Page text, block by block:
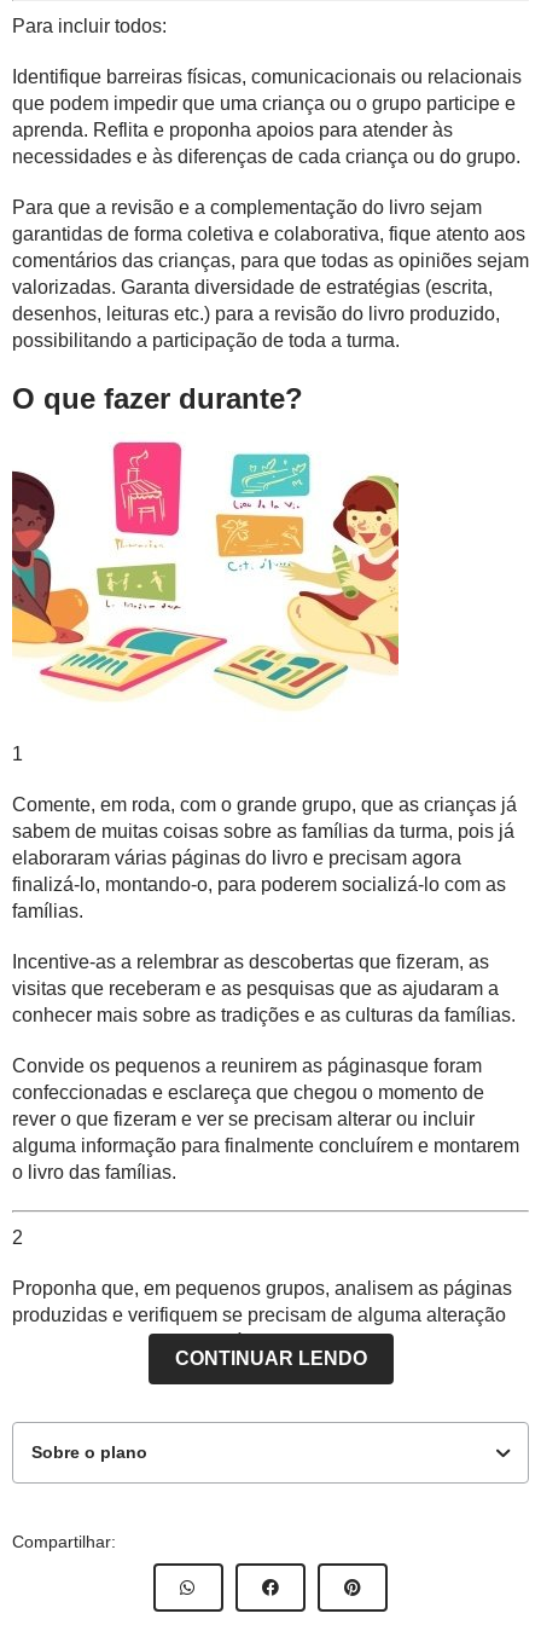
Para incluir todos:
Identifique barreiras físicas, comunicacionais ou relacionais
que podem impedir que uma criança ou o grupo participe e
aprenda. Reflita e proponha apoios para atender às
necessidades e às diferenças de cada criança ou do grupo.
Para que a revisão e a complementação do livro sejam
garantidas de forma coletiva e colaborativa, fique atento aos
comentários das crianças, para que todas as opiniões sejam
valorizadas. Garanta diversidade de estratégias (escrita,
desenhos, leituras etc.) para a revisão do livro produzido,
possibilitando a participação de toda a turma.
O que fazer durante?
1
Comente, em roda, com o grande grupo, que as crianças já
sabem de muitas coisas sobre as famílias da turma, pois já
elaboraram várias páginas do livro e precisam agora
finalizá-lo, montando-o, para poderem socializá-lo com as
famílias.
Incentive-as a relembrar as descobertas que fizeram, as
visitas que receberam e as pesquisas que as ajudaram a
conhecer mais sobre as tradições e as culturas da famílias.
Convide os pequenos a reunirem as páginasque foram
confeccionadas e esclareça que chegou o momento de
rever o que fizeram e ver se precisam alterar ou incluir
alguma informação para finalmente concluírem e montarem
o livro das famílias.
2
Proponha que, em pequenos grupos, analisem as páginas
produzidas e verifiquem se precisam de alguma alteração
ou complementação. As páginas podem ser divididas entre
os grupos, para facilitar a organização das mudanças.
Proponha que as crianças leiam as páginas designadas ao
seu grupo (para isso utilizam de estratégias de leitura,
páginas, talvez seja necessário incluir escritas, legendas,
fotografias, desenhos ou rever alguma parte da história ou
relato que ficou incompleto.
CONTINUAR LENDO
Sobre o plano
Este plano de atividade foi elaborado pelo Time de Autores
Compartilhar: